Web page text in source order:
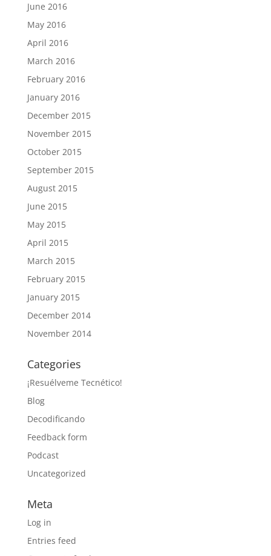
June 2016
May 2016
April 2016
March 2016
February 2016
January 2016
December 2015
November 2015
October 2015
September 2015
August 2015
June 2015
May 2015
April 2015
March 2015
February 2015
January 2015
December 2014
November 2014
Categories
¡Resuélveme Tecnético!
Blog
Decodificando
Feedback form
Podcast
Uncategorized
Meta
Log in
Entries feed